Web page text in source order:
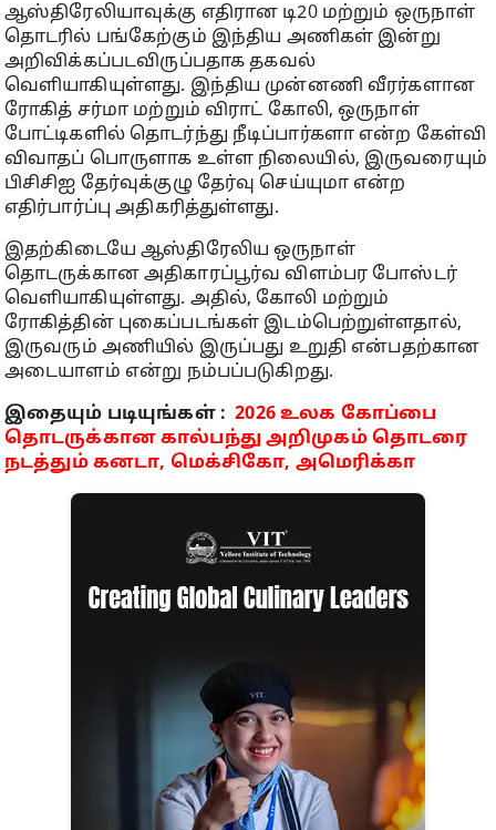
ஆஸ்திரேலியாவுக்கு எதிரான டி20 மற்றும் ஒருநாள்
தொடரில் பங்கேற்கும் இந்திய அணிகள் இன்று
அறிவிக்கப்படவிருப்பதாக தகவல்
வெளியாகியுள்ளது. இந்திய முன்னணி வீரர்களான
ரோகித் சர்மா மற்றும் விராட் கோலி, ஒருநாள்
போட்டிகளில் தொடர்ந்து நீடிப்பார்களா என்ற கேள்வி
விவாதப் பொருளாக உள்ள நிலையில், இருவரையும்
பிசிசிஐ தேர்வுக்குழு தேர்வு செய்யுமா என்ற
எதிர்பார்ப்பு அதிகரித்துள்ளது.
இதற்கிடையே ஆஸ்திரேலிய ஒருநாள்
தொடருக்கான அதிகாரப்பூர்வ விளம்பர போஸ்டர்
வெளியாகியுள்ளது. அதில், கோலி மற்றும்
ரோகித்தின் புகைப்படங்கள் இடம்பெற்றுள்ளதால்,
இருவரும் அணியில் இருப்பது உறுதி என்பதற்கான
அடையாளம் என்று நம்பப்படுகிறது.
இதையும் படியுங்கள் : 2026 உலக கோப்பை
தொடருக்கான கால்பந்து அறிமுகம் தொடரை
நடத்தும் கனடா, மெக்சிகோ, அமெரிக்கா